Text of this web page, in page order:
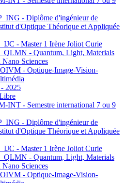
- Diplôme d'ingénieur de
d'Optique Théorique et Appliquée
- Master 1 Irène Joliot Curie
- Quantum, Light, Materials
Nano Sciences
- Optique-Image-Vision-
2025
INT - Semestre international 7 ou 9
- Diplôme d'ingénieur de
d'Optique Théorique et Appliquée
- Master 1 Irène Joliot Curie
- Quantum, Light, Materials
Nano Sciences
- Optique-Image-Vision-